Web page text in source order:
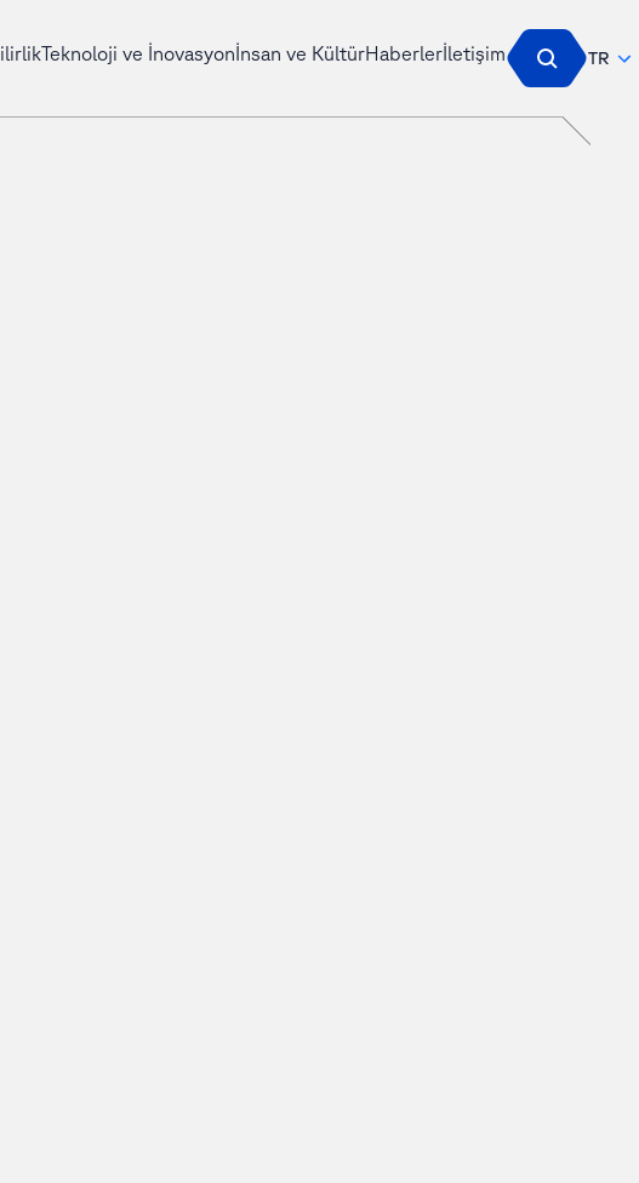
Teknoloji ve İnovasyonİnsan ve KültürHaberlerİletişim TR